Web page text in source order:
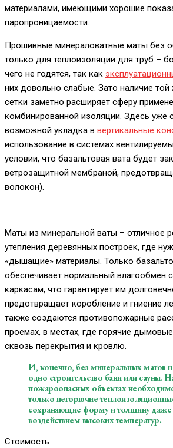
материалами, имеющими хорошие
паропроницаемости.
Прошивные минераловатные маты без
только для теплоизоляции для труб –
чего не годятся, так как
них довольно слабые. Зато наличие
сетки заметно расширяет сферу
комбинированной изоляции. Здесь уже
возможной укладка в вертикальные
использование в системах
условии, что базальтовая вата будет
ветрозащитной мембраной,
волокон).
Маты из минеральной ваты – отличное
утепления деревянных построек, где
«дышащие» материалы. Только
обеспечивает нормальный влагообмен
каркасам, что гарантирует им
предотвращает коробление и гниение
также создаются противопожарные
проемах, в местах, где горячие
сквозь перекрытия и кровлю.
И, конечно, без минеральных матов
одно строительство бани или сауны.
пожароопасных объектах
только негорючие
сохраняющие форму и толщину даже
воздействием высоких температур.
Стоимость